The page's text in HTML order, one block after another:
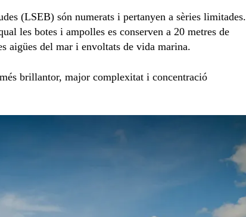
(LSEB) són numerats i pertanyen a sèries limitades.
les botes i ampolles es conserven a 20 metres de
aigües del mar i envoltats de vida marina.
brillantor, major complexitat i concentració